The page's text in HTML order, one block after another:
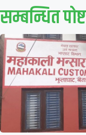
सम्बन्धित पाेष्ट